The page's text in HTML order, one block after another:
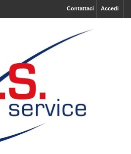
Accedi
Contattaci